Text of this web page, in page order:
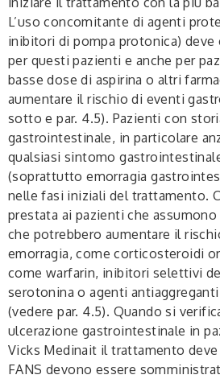
L’uso concomitante di agenti
inibitori di pompa protonica) deve
per questi pazienti e anche per
basse dose di aspirina o altri
aumentare il rischio di eventi
sotto e par. 4.5). Pazienti con
gastrointestinale, in particolare
qualsiasi sintomo
(soprattutto emorragia
nelle fasi iniziali del trattamento.
prestata ai pazienti che
che potrebbero aumentare il
emorragia, come corticosteroidi
come warfarin, inibitori selettivi
serotonina o agenti antiaggreganti
(vedere par. 4.5). Quando si
ulcerazione gastrointestinale in
Vicks Medinait il trattamento
FANS devono essere